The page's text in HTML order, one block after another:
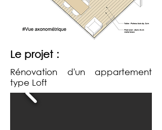
Le projet :
Rénovation d'un appartement
type Loft